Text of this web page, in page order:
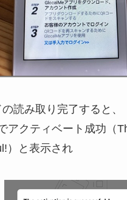
読み取り完了すると、
アクティベート成功（
）と表示され